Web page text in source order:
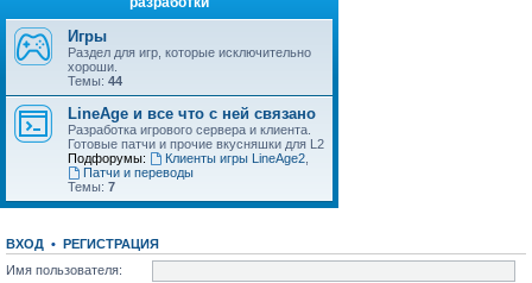
Игры
Раздел для игр, которые исключительно
хороши.
Темы: 44
LineAge и все что с ней связано
Разработка игрового сервера и клиента.
Готовые патчи и прочие вкусняшки для L2
Подфорумы:
Клиенты игры LineAge2,
Патчи и переводы
Темы: 7
ВХОД • РЕГИСТРАЦИЯ
Имя пользователя: